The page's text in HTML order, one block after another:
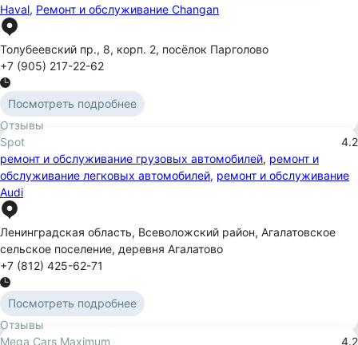
Haval, Ремонт и обслуживание Changan
Толубеевский пр., 8, корп. 2, посёлок Парголово
+7 (905) 217-22-62
Посмотреть подробнее
Отзывы
Spot
4.2
ремонт и обслуживание грузовых автомобилей, ремонт и
обслуживание легковых автомобилей, ремонт и обслуживание
Audi
Ленинградская область, Всеволожский район, Агалатовское
сельское поселение, деревня Агалатово
+7 (812) 425-62-71
Посмотреть подробнее
Отзывы
Mega Cars Maximum
4.2